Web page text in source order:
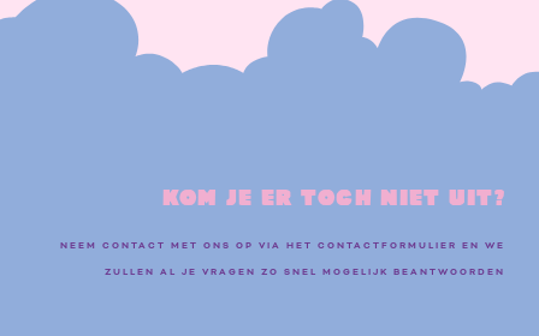
KOM JE ER TOCH NIET UIT?
NEEM CONTACT MET ONS OP VIA HET CONTACTFORMULIER EN WE
ZULLEN AL JE VRAGEN ZO SNEL MOGELIJK BEANTWOORDEN